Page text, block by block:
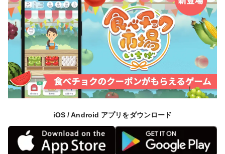
従来種に比べて約1.6倍の強い粘りがあり、香りも味わ
いもしっかり濃いタイプです。
保存方法
・常温保存
新聞紙等に包んで、風通しがよく涼しいところで保存し
てください。
皮を剥ぎ、すりおろし、全体をかき混ぜる。保存袋に入
れなるべき薄く平くし、ファスナー付き保存袋のファス
ナーを閉め、平のまま冷凍庫に入れる。
iOS / Android アプリをダウンロード